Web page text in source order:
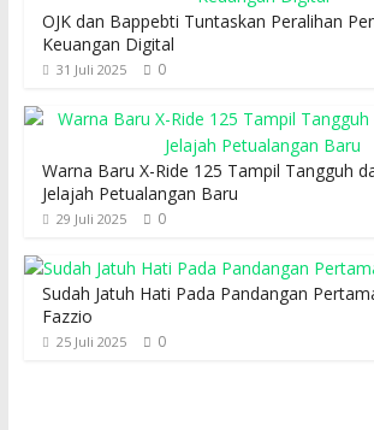
OJK dan Bappebti Tuntaskan Peralihan
Keuangan Digital
31 Juli 2025 0
Warna Baru X-Ride 125 Tampil Tangguh
Jelajah Petualangan Baru
29 Juli 2025 0
Sudah Jatuh Hati Pada Pandangan
Fazzio
25 Juli 2025 0